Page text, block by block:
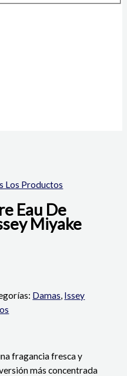
Los Productos
Eau De
Miyake
Damas, Issey
fragancia fresca y
más concentrada